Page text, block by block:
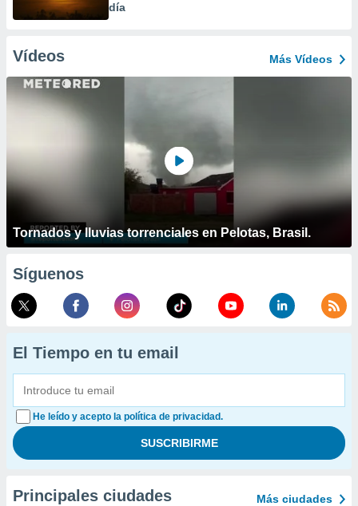
día
Vídeos Más Vídeos
Tornados y lluvias torrenciales en Pelotas, Brasil.
Síguenos
El Tiempo en tu email
He leído y acepto la política de privacidad.
Principales ciudades Más ciudades